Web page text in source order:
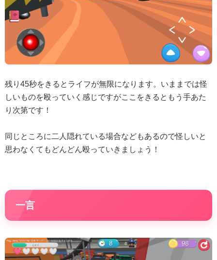
残り45秒をきるとライフが無限になります。いままでは怪
しいものを殴っていく感じですがここをきるともう手あた
り次第です！
同じところに二人隠れている場合などもあるので怪しいと
思わなくてもどんどん殴っていきましょう！
一言